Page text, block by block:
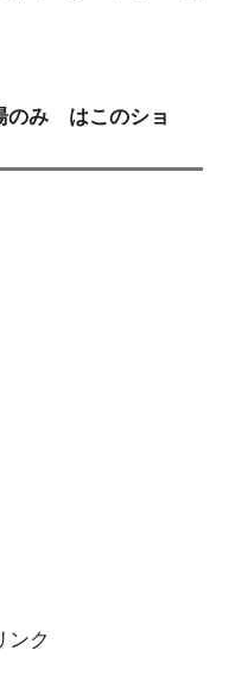
のみ はこのショ
ンク